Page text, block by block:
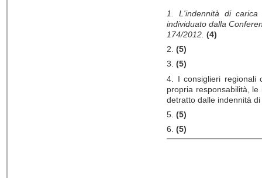
1. L'indennità di
individuato dalla
174/2012. (4)
2. (5)
3. (5)
4. I consiglieri regionali
propria responsabilità,
detratto dalle indennità
5. (5)
6. (5)